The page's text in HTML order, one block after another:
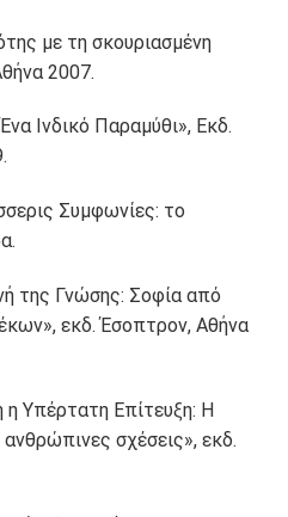
με τη σκουριασμένη
2007.
Ινδικό Παραμύθι», Εκδ.
Συμφωνίες: το
της Γνώσης: Σοφία από
εκδ. Έσοπτρον, Αθήνα
Υπέρτατη Επίτευξη: Η
σχέσεις», εκδ.